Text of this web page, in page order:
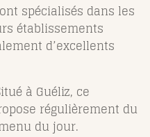
spécialisés dans les
établissements
d’excellents
à Guéliz, ce
régulièrement du
du jour.